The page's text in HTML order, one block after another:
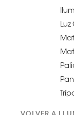
VOLVER A